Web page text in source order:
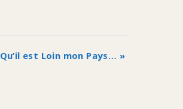
Qu’il est Loin mon Pays… »